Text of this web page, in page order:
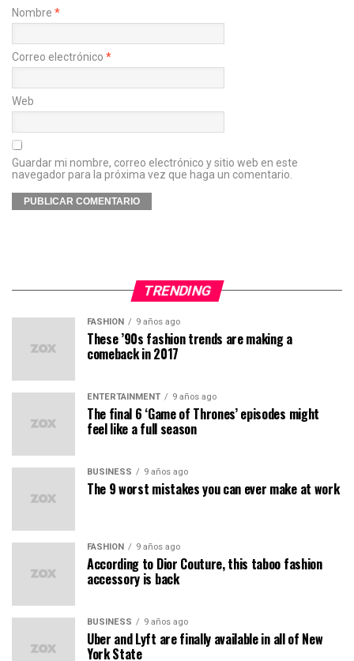
Nombre *
Correo electrónico *
Web
Guardar mi nombre, correo electrónico y sitio web en este
navegador para la próxima vez que haga un comentario.
TRENDING
FASHION 9 años ago
These ’90s fashion trends are making a
comeback in 2017
ENTERTAINMENT 9 años ago
The final 6 ‘Game of Thrones’ episodes might
feel like a full season
BUSINESS 9 años ago
The 9 worst mistakes you can ever make at work
FASHION 9 años ago
According to Dior Couture, this taboo fashion
accessory is back
BUSINESS 9 años ago
Uber and Lyft are finally available in all of New
York State